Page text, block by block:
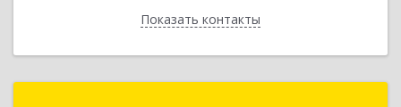
Показать контакты
Назад